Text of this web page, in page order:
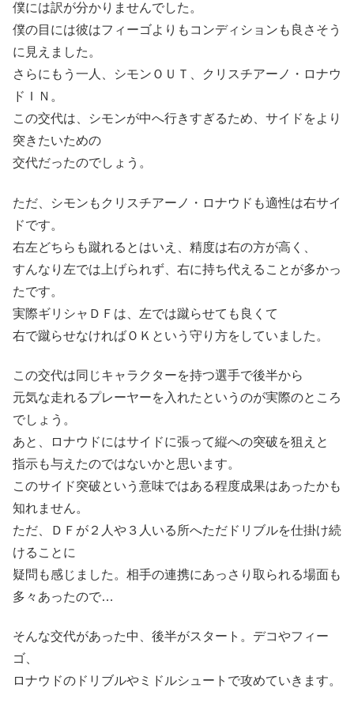
僕には訳が分かりませんでした。
僕の目には彼はフィーゴよりもコンディションも良さそう
に見えました。
さらにもう一人、シモンＯＵＴ、クリスチアーノ・ロナウ
ドＩＮ。
この交代は、シモンが中へ行きすぎるため、サイドをより
突きたいための
交代だったのでしょう。
ただ、シモンもクリスチアーノ・ロナウドも適性は右サイ
ドです。
右左どちらも蹴れるとはいえ、精度は右の方が高く、
すんなり左では上げられず、右に持ち代えることが多かっ
たです。
実際ギリシャＤＦは、左では蹴らせても良くて
右で蹴らせなければＯＫという守り方をしていました。
この交代は同じキャラクターを持つ選手で後半から
元気な走れるプレーヤーを入れたというのが実際のところ
でしょう。
あと、ロナウドにはサイドに張って縦への突破を狙えと
指示も与えたのではないかと思います。
このサイド突破という意味ではある程度成果はあったかも
知れません。
ただ、ＤＦが２人や３人いる所へただドリブルを仕掛け続
けることに
疑問も感じました。相手の連携にあっさり取られる場面も
多々あったので…
そんな交代があった中、後半がスタート。デコやフィー
ゴ、
ロナウドのドリブルやミドルシュートで攻めていきます。